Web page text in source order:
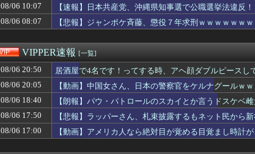
海外「日本で初めて梅干しなるものを食べた」日本旅行で食べた変わ
【悲報】整体師「ブラジャーも取ってください」 女「え、でも見え
韓国人「日本ではテーブルに肘をついてはいけない？日本の食事マナ
フロム以外の高難易度ゲーはやる気が出ない（皆がやってるゲームじ
【櫻坂46】一部Buddiesに刺さる... わこち、この姿はまさか・・・
「フランクフルト」が「美味しいもの」扱いされてるの違和感あるん
警官が発砲→「適正だったか調査」するわけ…実は銃を構えただけで
【雑談】ホロライブ掲示板：ホロ速：PART2【配信実況可】
【悲報】ヤニねこ、BPOで問題視されるwwwwwwwwwww
【朗報動画】橋本環奈ちゃん、プルプルプルプルプルプルプルプルプ
【悲報】ディズニーランドさん、●●●みたいな食べ物を販売してしま
【閲覧注意】お願いだからフェイクであってほしいこの女児の動画
08/06 10:07
【速報】日本共産党、沖縄県知事選で公職選挙法違反
08/06 08:07
【悲報】ジャンポケ斉藤、懲役７年求刑ｗｗｗｗｗｗｗ
VIPPER速報 [一覧]
08/06 20:50
居酒屋で4名です！ってする時、アヘ顔ダブルピース
08/06 20:05
【動画】中国女さん、日本の警察官をケルナグールｗ
08/06 18:40
【朗報】パウ・パトロールのスカイとか言うドスケベ
08/06 17:50
【悲報】ラッパーさん、札束披露するもネット民から
08/06 17:00
【動画】アメリカ人なら絶対目が覚める目覚まし時計